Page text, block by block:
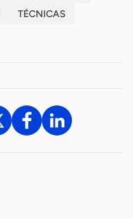
TÉCNICAS